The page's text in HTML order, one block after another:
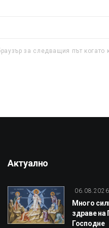
за следващия път когато
Актуално
06.08.2026
Много
здраве на
Господне